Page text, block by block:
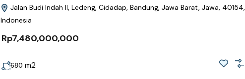
Jalan Budi Indah II, Ledeng, Cidadap, Bandung, Jawa Barat, Jawa, 40154,
Indonesia
Rp7,480,000,000
680 m2